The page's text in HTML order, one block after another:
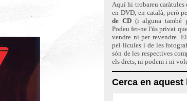
Aquí hi trobareu caràtules
en DVD, en català, però
de CD(i alguna també
Podeu fer-ne l'ús privat
vendre ni per revendre.
pel·lícules i de les
són de les respectives
els drets, ni podem i ni
Cerca en aquest